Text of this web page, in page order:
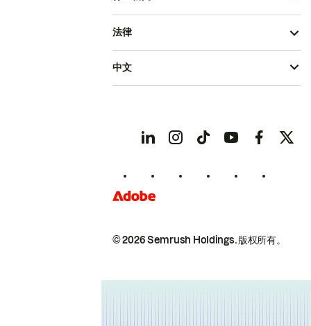
© 2026 Semrush Holdings.版权所有。
法律
中文